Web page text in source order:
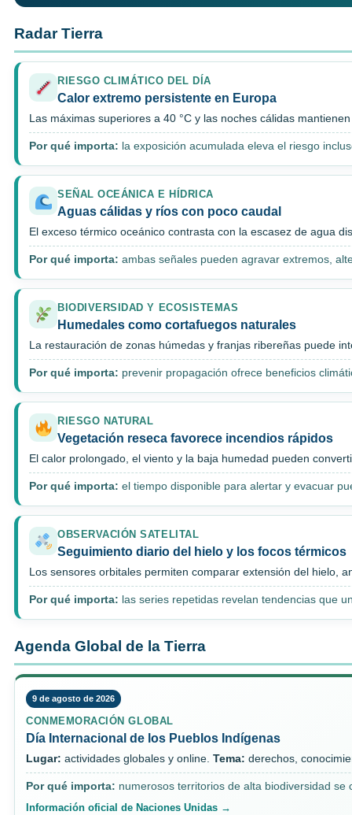
Radar Tierra
RIESGO CLIMÁTICO DEL DÍA
Calor extremo persistente en Europa
Las máximas superiores a 40 °C y las noches cálidas
Por qué importa: la exposición acumulada eleva el riesgo
SEÑAL OCEÁNICA E HÍDRICA
Aguas cálidas y ríos con poco caudal
El exceso térmico oceánico contrasta con la escasez de agua
Por qué importa: ambas señales pueden agravar extremos,
BIODIVERSIDAD Y ECOSISTEMAS
Humedales como cortafuegos naturales
La restauración de zonas húmedas y franjas ribereñas puede
Por qué importa: prevenir propagación ofrece beneficios
RIESGO NATURAL
Vegetación reseca favorece incendios rápidos
El calor prolongado, el viento y la baja humedad pueden
Por qué importa: el tiempo disponible para alertar y evacuar
OBSERVACIÓN SATELITAL
Seguimiento diario del hielo y los focos térmicos
Los sensores orbitales permiten comparar extensión del hielo,
Por qué importa: las series repetidas revelan tendencias que
Agenda Global de la Tierra
9 de agosto de 2026
CONMEMORACIÓN GLOBAL
Día Internacional de los Pueblos Indígenas
Lugar: actividades globales y online. Tema: derechos,
Por qué importa: numerosos territorios de alta biodiversidad
Información oficial de Naciones Unidas →